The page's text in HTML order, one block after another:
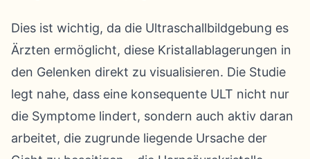
Dies ist wichtig, da die Ultraschallbildgebung es
Ärzten ermöglicht, diese Kristallablagerungen in
den Gelenken direkt zu visualisieren. Die Studie
legt nahe, dass eine konsequente ULT nicht nur
die Symptome lindert, sondern auch aktiv daran
arbeitet, die zugrunde liegende Ursache der